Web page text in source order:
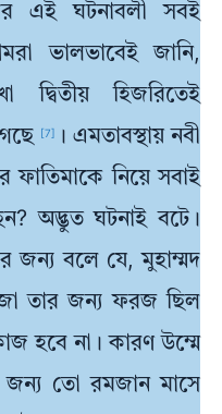
এই ঘটনাবলী সবই
ভালভাবেই জানি,
হিজরিতেই
[7]
। এমতাবস্থায় নবী
ফাতিমাকে নিয়ে সবাই
অদ্ভুত ঘটনাই বটে।
জন্য বলে যে, মুহাম্মদ
তার জন্য ফরজ ছিল
হবে না। কারণ উম্মে
জন্য তো রমজান মাসে